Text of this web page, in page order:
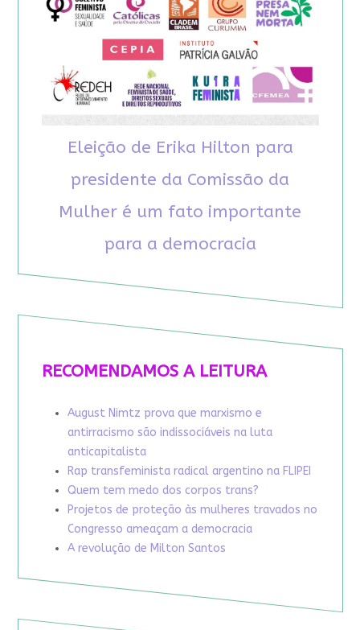
Eleição de Erika Hilton para
presidente da Comissão da
Mulher é um fato importante
para a democracia
RECOMENDAMOS A LEITURA
August Nimtz prova que marxismo e
antirracismo são indissociáveis na luta
anticapitalista
Rap transfeminista radical argentino na FLIPEI
Quem tem medo dos corpos trans?
Projetos de proteção às mulheres travados no
Congresso ameaçam a democracia
A revolução de Milton Santos